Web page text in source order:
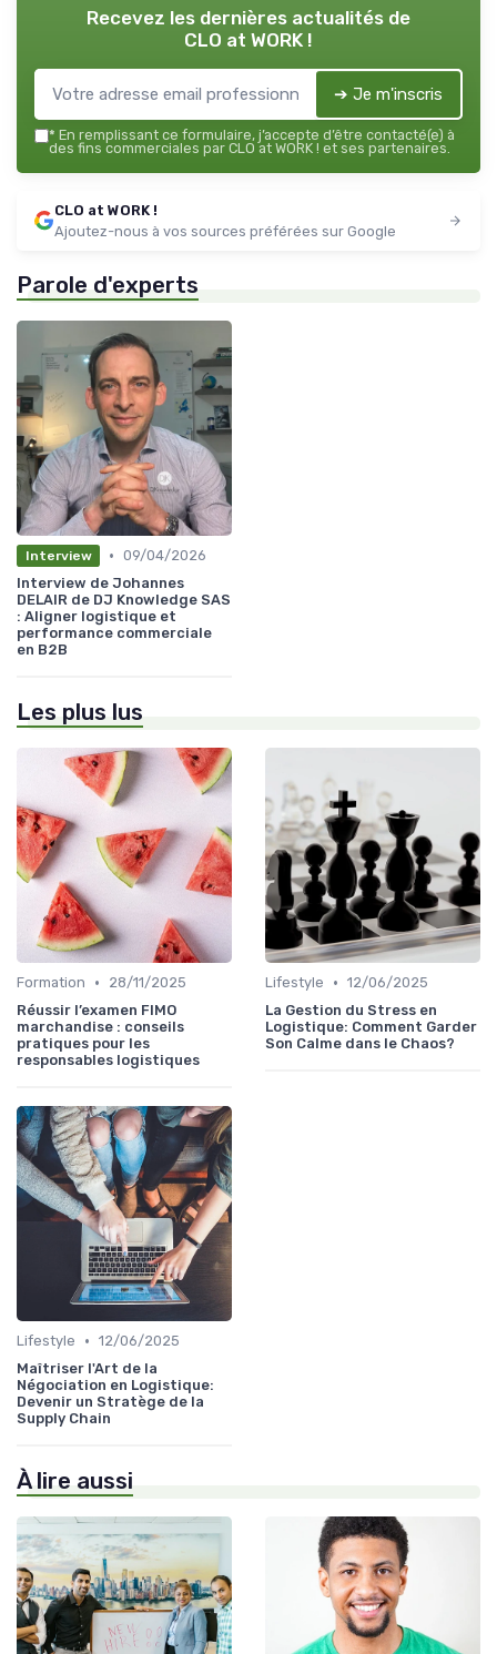
Recevez les dernières actualités de
CLO at WORK !
➔ Je m'inscris
* En remplissant ce formulaire, j’accepte d’être contacté(e) à
des fins commerciales par CLO at WORK ! et ses partenaires.
CLO at WORK !
Ajoutez-nous à vos sources préférées sur Google
Parole d'experts
Interview • 09/04/2026
Interview de Johannes
DELAIR de DJ Knowledge SAS
: Aligner logistique et
performance commerciale
en B2B
Les plus lus
Formation •
28/11/2025
Réussir l’examen FIMO
marchandise : conseils
pratiques pour les
responsables logistiques
Lifestyle • 12/06/2025
La Gestion du Stress en
Logistique: Comment Garder
Son Calme dans le Chaos?
Lifestyle • 12/06/2025
Maîtriser l'Art de la
Négociation en Logistique:
Devenir un Stratège de la
Supply Chain
À lire aussi